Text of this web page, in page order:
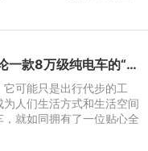
贴心智慧的多面手！论一款8万级纯电车的“自我修养”
可能只是出行代步的工
人们生活方式和生活空间
就如同拥有了一位贴心全
下，我们的生活可以更加